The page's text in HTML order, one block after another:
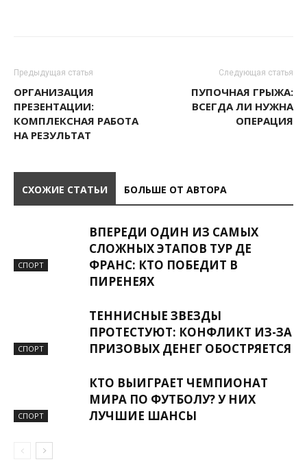
Предыдущая статья
ОРГАНИЗАЦИЯ
ПРЕЗЕНТАЦИИ:
КОМПЛЕКСНАЯ РАБОТА
НА РЕЗУЛЬТАТ
Следующая статья
ПУПОЧНАЯ ГРЫЖА:
ВСЕГДА ЛИ НУЖНА
ОПЕРАЦИЯ
СХОЖИЕ СТАТЬИ БОЛЬШЕ ОТ АВТОРА
СПОРТ
ВПЕРЕДИ ОДИН ИЗ САМЫХ
СЛОЖНЫХ ЭТАПОВ ТУР ДЕ
ФРАНС: КТО ПОБЕДИТ В
ПИРЕНЕЯХ
СПОРТ
ТЕННИСНЫЕ ЗВЕЗДЫ
ПРОТЕСТУЮТ: КОНФЛИКТ ИЗ-ЗА
ПРИЗОВЫХ ДЕНЕГ ОБОСТРЯЕТСЯ
СПОРТ
КТО ВЫИГРАЕТ ЧЕМПИОНАТ
МИРА ПО ФУТБОЛУ? У НИХ
ЛУЧШИЕ ШАНСЫ